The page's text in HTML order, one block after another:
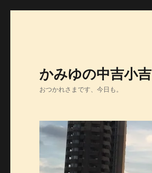
かみゆの中吉小吉
おつかれさまです、今日も。